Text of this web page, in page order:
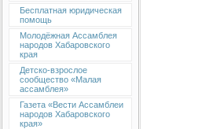
Бесплатная юридическая
помощь
Молодёжная Ассамблея
народов Хабаровского
края
Детско-взрослое
сообщество «Малая
ассамблея»
Газета «Вести Ассамблеи
народов Хабаровского
края»